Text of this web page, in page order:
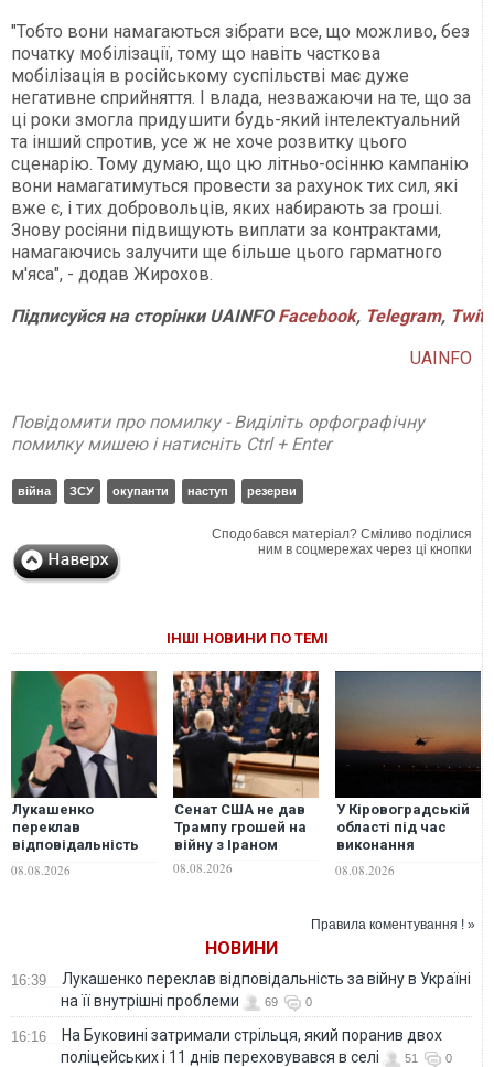
"Тобто вони намагаються зібрати все, що можливо, без
початку мобілізації, тому що навіть часткова
мобілізація в російському суспільстві має дуже
негативне сприйняття. І влада, незважаючи на те, що за
ці роки змогла придушити будь-який інтелектуальний
та інший спротив, усе ж не хоче розвитку цього
сценарію. Тому думаю, що цю літньо-осінню кампанію
вони намагатимуться провести за рахунок тих сил, які
вже є, і тих добровольців, яких набирають за гроші.
Знову росіяни підвищують виплати за контрактами,
намагаючись залучити ще більше цього гарматного
м'яса", - додав Жирохов.
ПідписуйсянасторінкиUAINFO Facebook, Telegram,
UAINFO
Повідомити про помилку - Виділіть орфографічну
помилку мишею і натисніть Ctrl + Enter
війна ЗСУ окупанти наступ резерви
Сподобався матеріал? Сміливо поділися
ним в соцмережах через ці кнопки
ІНШІ НОВИНИ ПО ТЕМІ
Лукашенко
переклав
відповідальність
її внутрішні
08.08.2026
Сенат США не дав
Трампу грошей на
війну з Іраном
08.08.2026
У Кіровоградській
області під час
виконання
розбився вертоліт
08.08.2026
Правила коментування ! »
НОВИНИ
16:39
Лукашенко переклав відповідальність за війну в Україні
на її внутрішні проблеми
69 0
16:16
На Буковині затримали стрільця, який поранив двох
поліцейських і 11 днів переховувався в селі
51 0